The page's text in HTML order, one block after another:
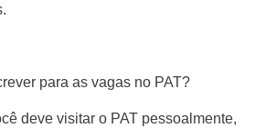
para as vagas no PAT?
deve visitar o PAT pessoalmente,